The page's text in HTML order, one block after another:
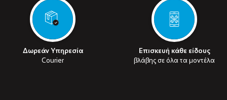
Δωρεάν Υπηρεσία
Courier
Επισκευή κάθε είδους
βλάβης σε όλα τα μοντέλα